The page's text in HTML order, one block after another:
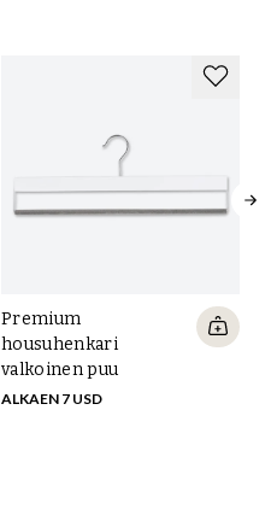
Premium
housuhenkari
valkoinen puu
ALKAEN 7 USD